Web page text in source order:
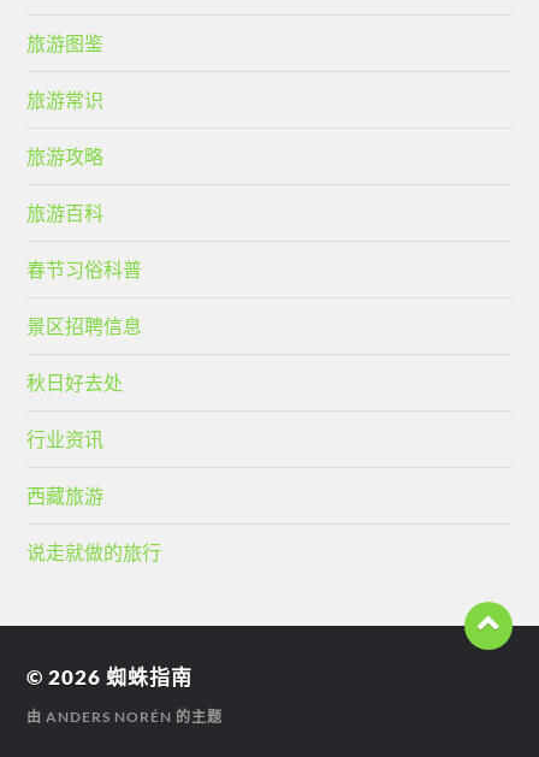
旅游图鉴
旅游常识
旅游攻略
旅游百科
春节习俗科普
景区招聘信息
秋日好去处
行业资讯
西藏旅游
说走就做的旅行
© 2026蜘蛛指南
由ANDERS NORÉN 的主题